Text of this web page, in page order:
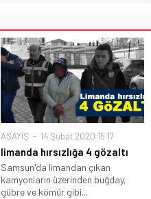
ASAYİŞ 14 Şubat 2020 15:17
limanda hırsızlığa 4 gözaltı
Samsun'da limandan çıkan
kamyonların üzerinden buğday,
gübre ve kömür gibi...